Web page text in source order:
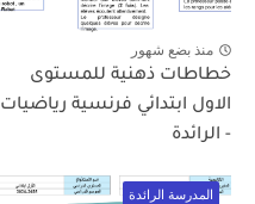
منذ بضع شهور
خطاطات ذهنية للمستوى
الاول ابتدائي فرنسية رياضيات
- الرائدة
المدرسة الرائدة